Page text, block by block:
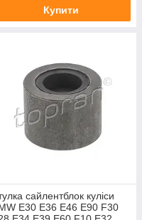
Купити
сайлентблок куліси
E30 E36 E46 E90 F30